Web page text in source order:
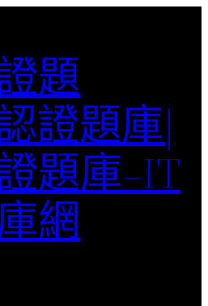
題
證題庫|
題庫–IT
網